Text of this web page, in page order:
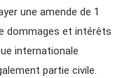
une amende de 1
dommages et intérêts
internationale
partie civile.